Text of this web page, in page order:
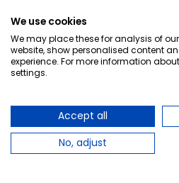
We use cookies
We may place these for analysis of
website, show personalised content
experience. For more information
settings.
Accept all
No, adjust